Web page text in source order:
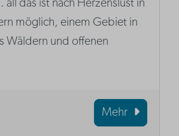
das ist nach Herzenslust in
möglich, einem Gebiet in
Wäldern und offenen
Mehr